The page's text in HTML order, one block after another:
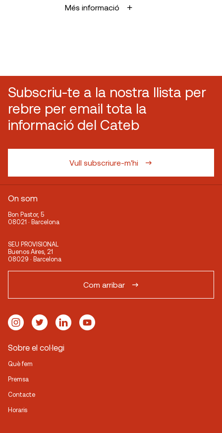
Més informació
Subscriu-te a la nostra llista per
rebre per email tota la
informació del Cateb
Vull subscriure-m'hi
On som
Bon Pastor, 5
08021 · Barcelona
SEU PROVISIONAL
Buenos Aires, 21
08029 · Barcelona
Com arribar
Sobre el col·legi
Què fem
Premsa
Contacte
Horaris